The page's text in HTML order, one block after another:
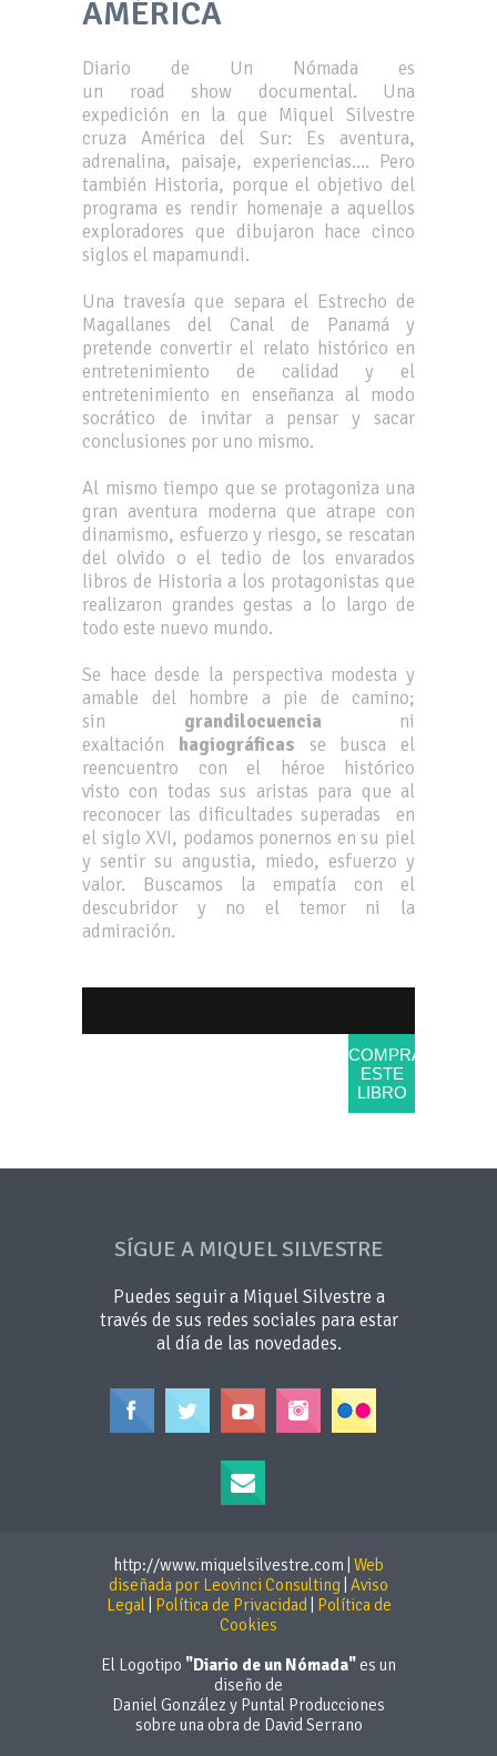
AMÉRICA
Diario de Un Nómada es
un road show documental. Una
expedición en la que Miquel Silvestre
cruza América del Sur: Es aventura,
adrenalina, paisaje, experiencias.... Pero
también Historia, porque el objetivo del
programa es rendir homenaje a aquellos
exploradores que dibujaron hace cinco
siglos el mapamundi.
Una travesía que separa el Estrecho de
Magallanes del Canal de Panamá y
pretende convertir el relato histórico en
entretenimiento de calidad y el
entretenimiento en enseñanza al modo
socrático de invitar a pensar y sacar
conclusiones por uno mismo.
Al mismo tiempo que se protagoniza una
gran aventura moderna que atrape con
dinamismo, esfuerzo y riesgo, se rescatan
del olvido o el tedio de los envarados
libros de Historia a los protagonistas que
realizaron grandes gestas a lo largo de
todo este nuevo mundo.
Se hace desde la perspectiva modesta y
amable del hombre a pie de camino;
sin grandilocuenciani
exaltación hagiográficas se busca el
reencuentro con el héroe histórico
visto con todas sus aristas para que al
reconocer las dificultades superadas en
el siglo XVI, podamos ponernos en su piel
y sentir su angustia, miedo, esfuerzo y
valor. Buscamos la empatía con el
descubridor y no el temor ni la
admiración.
COMPRAR
ESTE
LIBRO
SÍGUE A MIQUEL SILVESTRE
Puedes seguir a Miquel Silvestre a
través de sus redes sociales para estar
al día de las novedades.
http://www.miquelsilvestre.com | Web
diseñada por Leovinci Consulting Aviso
Legal| Política de Privacidad| Política de
Cookies
El Logotipo "Diario de un Nómada" es un
diseño de
Daniel González y Puntal Producciones
sobre una obra de David Serrano